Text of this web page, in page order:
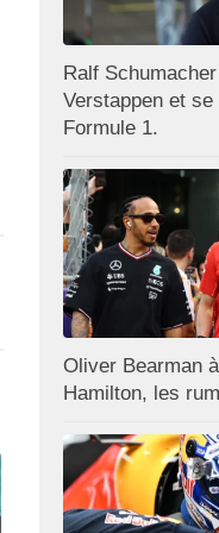
Ralf
Verstappen et
Formule 1.
Oliver Bearman
Hamilton, les